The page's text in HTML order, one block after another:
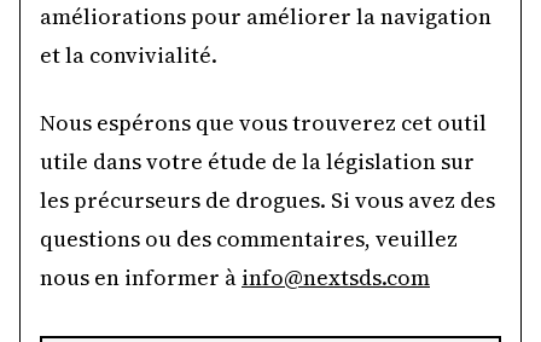
améliorations pour améliorer la navigation
et la convivialité.
Nous espérons que vous trouverez cet outil
utile dans votre étude de la législation sur
les précurseurs de drogues. Si vous avez des
questions ou des commentaires, veuillez
nous en informer à info@nextsds.com